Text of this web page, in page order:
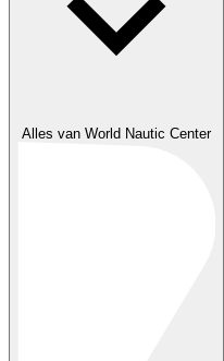
Alles van World Nautic Center